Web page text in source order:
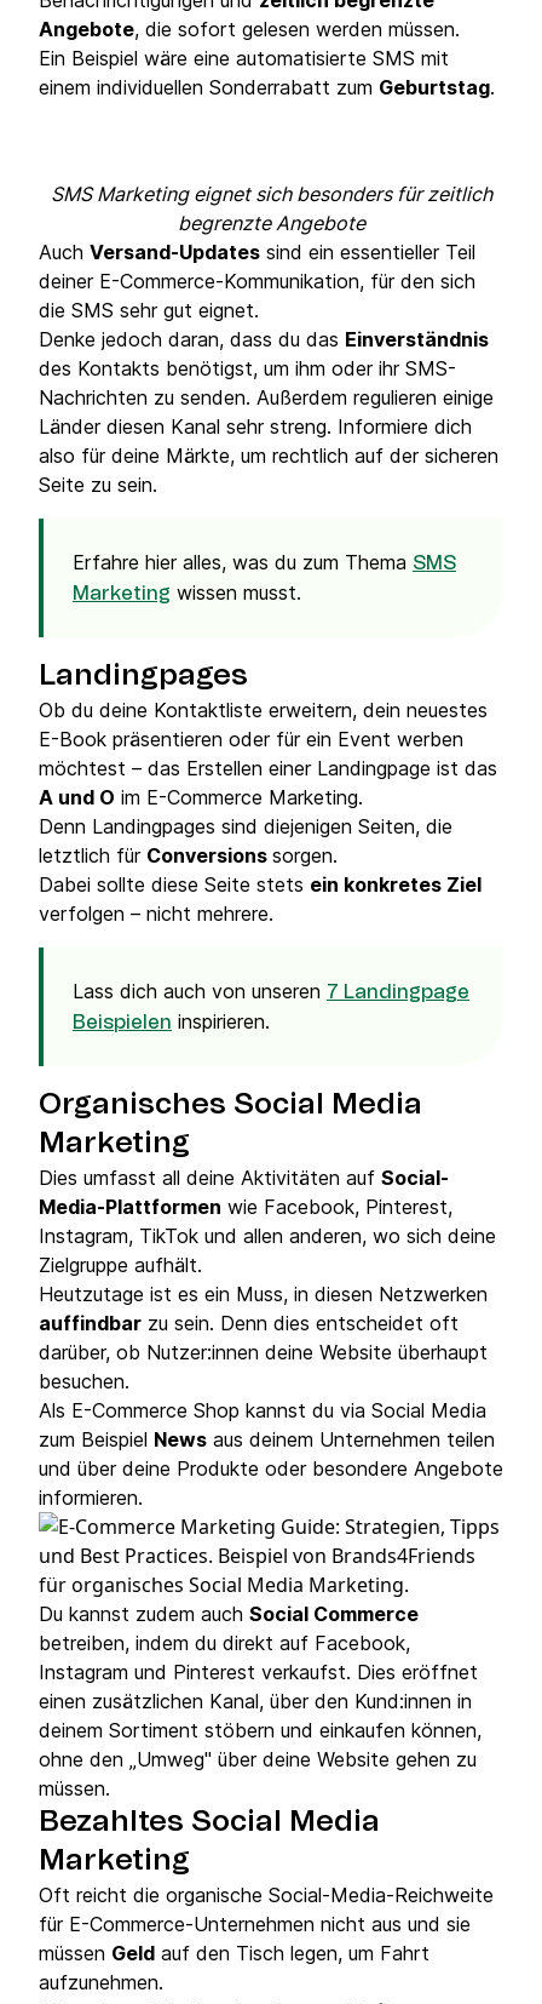
Angebote, die sofort gelesen werden müssen.
Ein Beispiel wäre eine automatisierte SMS mit
einem individuellen Sonderrabatt zum Geburtstag.
SMS Marketing eignet sich besonders für zeitlich
begrenzte Angebote
Auch Versand-Updates sind ein essentieller Teil
deiner E-Commerce-Kommunikation, für den sich
die SMS sehr gut eignet.
Denke jedoch daran, dass du das Einverständnis
des Kontakts benötigst, um ihm oder ihr SMS-
Nachrichten zu senden. Außerdem regulieren einige
Länder diesen Kanal sehr streng. Informiere dich
also für deine Märkte, um rechtlich auf der sicheren
Seite zu sein.
Erfahre hier alles, was du zum Thema SMS
Marketing wissen musst.
Landingpages
Ob du deine Kontaktliste erweitern, dein neuestes
E-Book präsentieren oder für ein Event werben
möchtest – das Erstellen einer Landingpage ist das
A und O im E-Commerce Marketing.
Denn Landingpages sind diejenigen Seiten, die
letztlich für Conversions sorgen.
Dabei sollte diese Seite stets ein konkretes Ziel
verfolgen – nicht mehrere.
Lass dich auch von unseren 7 Landingpage
Beispielen inspirieren.
Organisches Social Media
Marketing
Dies umfasst all deine Aktivitäten auf Social-
Media-Plattformen wie Facebook, Pinterest,
Instagram, TikTok und allen anderen, wo sich deine
Zielgruppe aufhält.
Heutzutage ist es ein Muss, in diesen Netzwerken
auffindbar zu sein. Denn dies entscheidet oft
darüber, ob Nutzer:innen deine Website überhaupt
besuchen.
Als E-Commerce Shop kannst du via Social Media
zum Beispiel News aus deinem Unternehmen teilen
und über deine Produkte oder besondere Angebote
informieren.
Du kannst zudem auch Social Commerce
betreiben, indem du direkt auf Facebook,
Instagram und Pinterest verkaufst. Dies eröffnet
einen zusätzlichen Kanal, über den Kund:innen in
deinem Sortiment stöbern und einkaufen können,
ohne den „Umweg" über deine Website gehen zu
müssen.
Bezahltes Social Media
Marketing
Oft reicht die organische Social-Media-Reichweite
für E-Commerce-Unternehmen nicht aus und sie
müssen Geld auf den Tisch legen, um Fahrt
aufzunehmen.